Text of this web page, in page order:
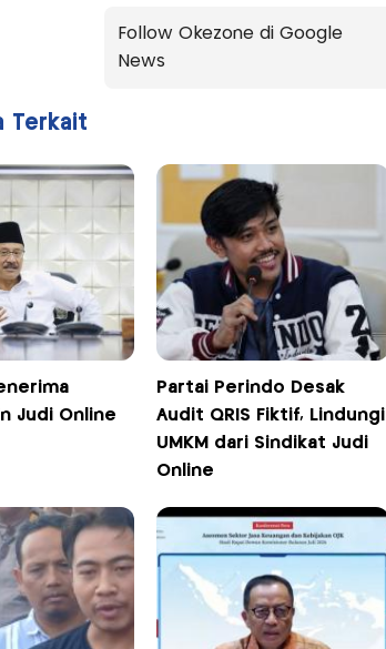
Follow Okezone di Google
News
Terkait
Judi Online
Partai Perindo Desak
Audit QRIS Fiktif, Lindungi
UMKM dari Sindikat Judi
Online